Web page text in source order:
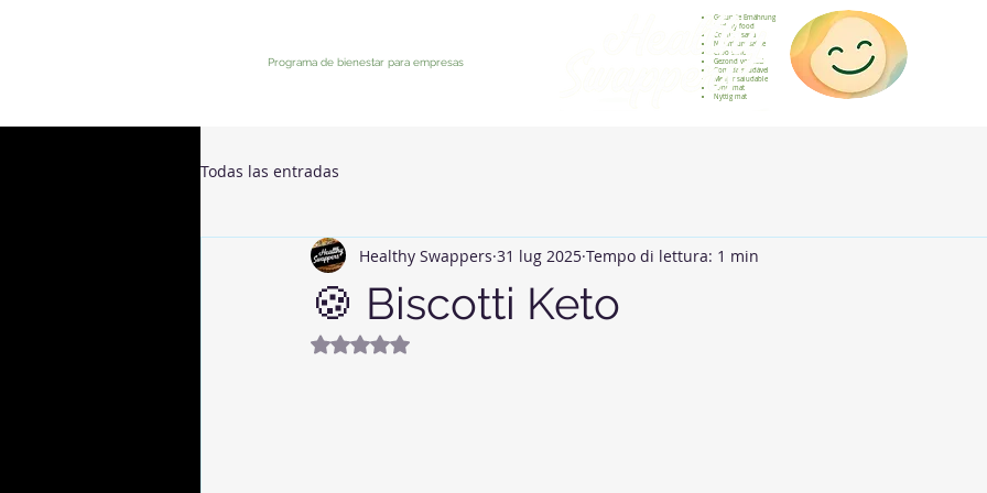
Programa de bienestar para empresas
Gesunde Ernährung
Healthy food
Comida sana
Nourriture saine
Cibo sano
Gezond voedsel
Comida saudável
Menjar saludable
Sunn mat
Nyttig mat
Todas las entradas
🍪 Biscotti Keto
Healthy Swappers 31 lug 2025 Tempo di lettura: 1 min
Valutazione NaN stelle su 5.